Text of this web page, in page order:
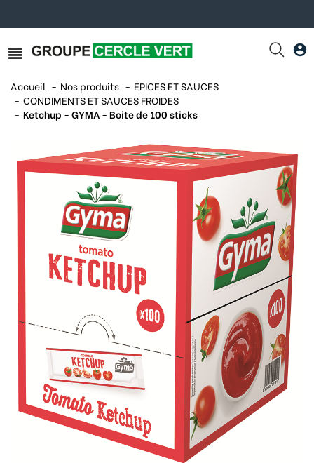
Accueil Nos produits
EPICES ET SAUCES
CONDIMENTS ET SAUCES FROIDES
Ketchup - GYMA - Boite de 100 sticks